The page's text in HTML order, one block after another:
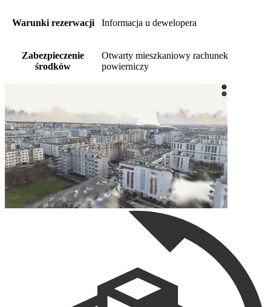
Warunki rezerwacji Informacja u dewelopera
Zabezpieczenie
środków
Otwarty mieszkaniowy rachunek
powierniczy